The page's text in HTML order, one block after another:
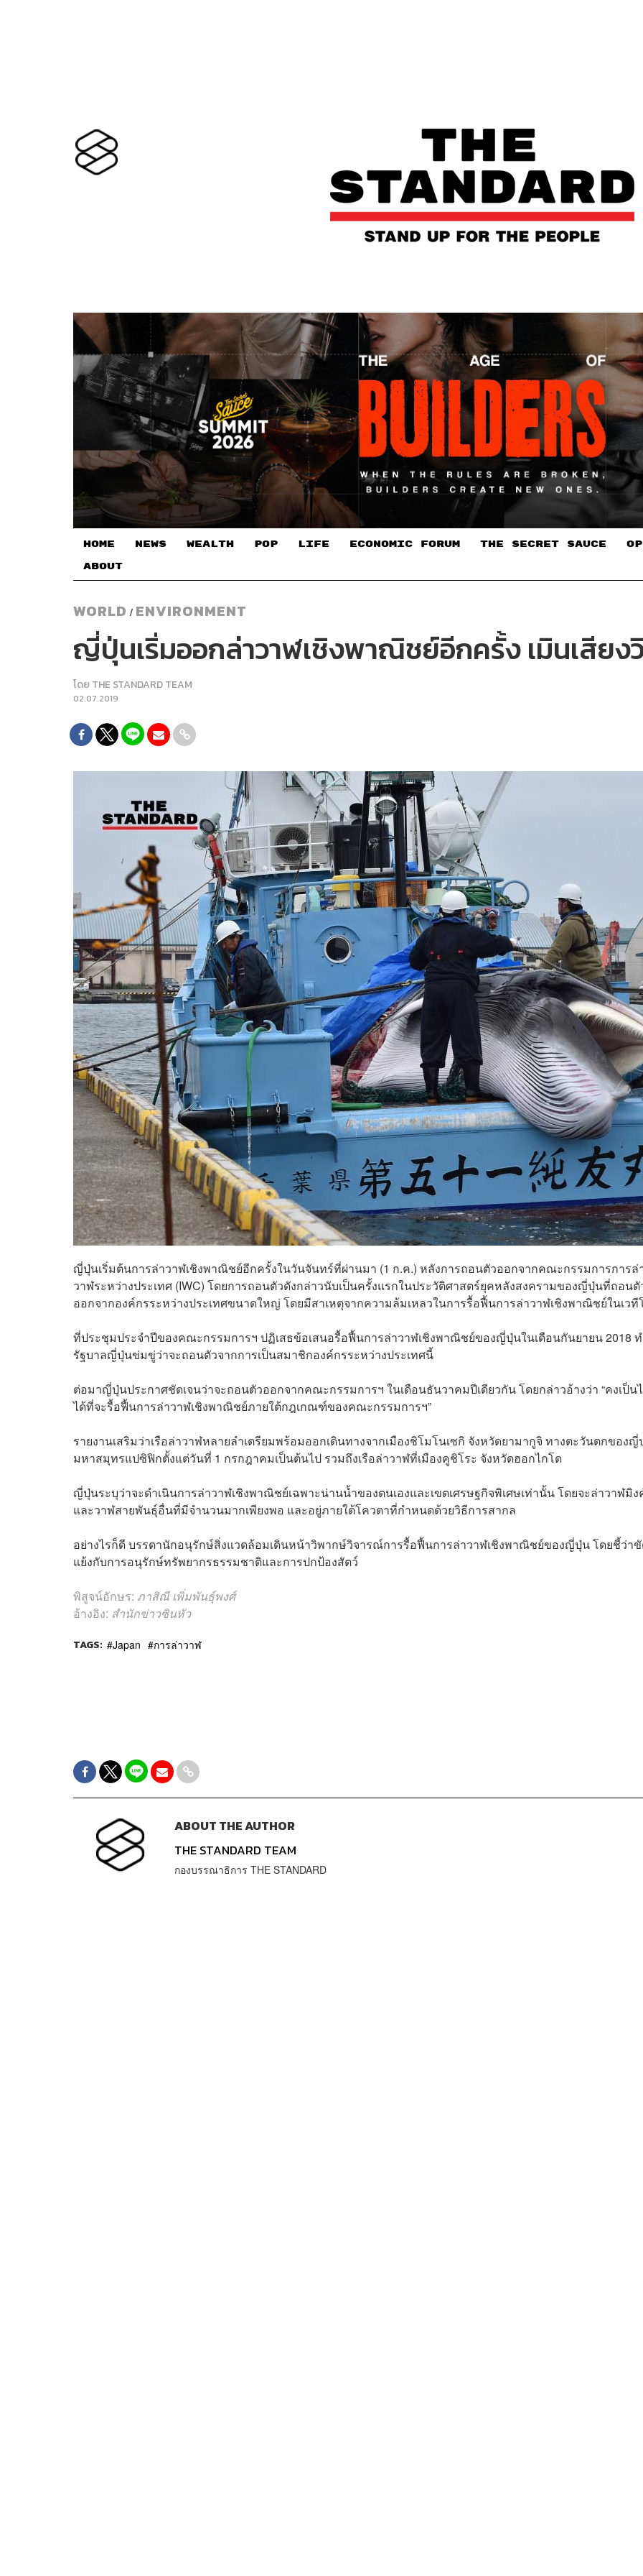
HOME NEWS WEALTH POP LIFE ECONOMIC FORUM THE SECRET SAUCE​
ABOUT
WORLD / ENVIRONMENT
ญี่ปุ่นเริ่มออกล่าวาฬเชิงพาณิชย์อีกครั้ง เมินเสียง
โดย THE STANDARD TEAM
02.07.2019
ญี่ปุ่นเริ่มต้นการล่าวาฬเชิงพาณิชย์อีกครั้งในวันจันทร์ที่ผ่านมา (1 ก.ค.) หลังการถอนตัวออกจากคณะกรรมการการล่
วาฬระหว่างประเทศ (IWC) โดยการถอนตัวดังกล่าวนับเป็นครั้งแรกในประวัติศาสตร์ยุคหลังสงครามของญี่ปุ่นที่ถอนตั
ออกจากองค์กรระหว่างประเทศขนาดใหญ่ โดยมีสาเหตุจากความล้มเหลวในการรื้อฟื้นการล่าวาฬเชิงพาณิชย์ในเวที
ที่ประชุมประจำปีของคณะกรรมการฯ ปฏิเสธข้อเสนอรื้อฟื้นการล่าวาฬเชิงพาณิชย์ของญี่ปุ่นในเดือนกันยายน 2018
รัฐบาลญี่ปุ่นข่มขู่ว่าจะถอนตัวจากการเป็นสมาชิกองค์กรระหว่างประเทศนี้
ต่อมาญี่ปุ่นประกาศชัดเจนว่าจะถอนตัวออกจากคณะกรรมการฯ ในเดือนธันวาคมปีเดียวกัน โดยกล่าวอ้างว่า “คงเป็น
ได้ที่จะรื้อฟื้นการล่าวาฬเชิงพาณิชย์ภายใต้กฎเกณฑ์ของคณะกรรมการฯ”
รายงานเสริมว่าเรือล่าวาฬหลายลำเตรียมพร้อมออกเดินทางจากเมืองชิโมโนเซกิ จังหวัดยามากูจิ ทางตะวันตกของ
มหาสมุทรแปซิฟิกตั้งแต่วันที่ 1 กรกฎาคมเป็นต้นไป รวมถึงเรือล่าวาฬที่เมืองคูชิโระ จังหวัดฮอกไกโด
ญี่ปุ่นระบุว่าจะดำเนินการล่าวาฬเชิงพาณิชย์เฉพาะน่านน้ำของตนเองและเขตเศรษฐกิจพิเศษเท่านั้น โดยจะล่าวาฬมิง
และวาฬสายพันธุ์อื่นที่มีจำนวนมากเพียงพอ และอยู่ภายใต้โควตาที่กำหนดด้วยวิธีการสากล
อย่างไรก็ดี บรรดานักอนุรักษ์สิ่งแวดล้อมเดินหน้าวิพากษ์วิจารณ์การรื้อฟื้นการล่าวาฬเชิงพาณิชย์ของญี่ปุ่น โดยชี้ว่า
แย้งกับการอนุรักษ์ทรัพยากรธรรมชาติและการปกป้องสัตว์
พิสูจน์อักษร: ภาสิณี เพิ่มพันธุ์พงศ์
อ้างอิง: สำนักข่าวซินหัว
TAGS: Japan การล่าวาฬ
ABOUT THE AUTHOR
THE STANDARD TEAM
กองบรรณาธิการ THE STANDARD